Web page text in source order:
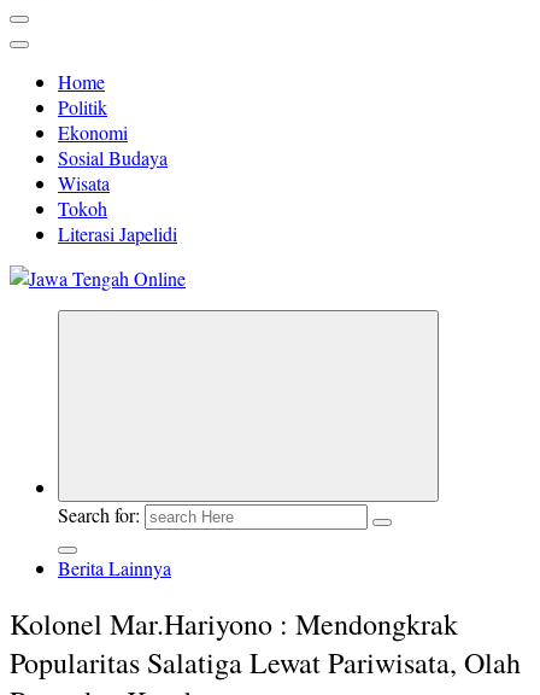
Home
Politik
Ekonomi
Sosial Budaya
Wisata
Tokoh
Literasi Japelidi
Search for:
Berita Lainnya
Kolonel Mar.Hariyono : Mendongkrak
Popularitas Salatiga Lewat Pariwisata, Olah